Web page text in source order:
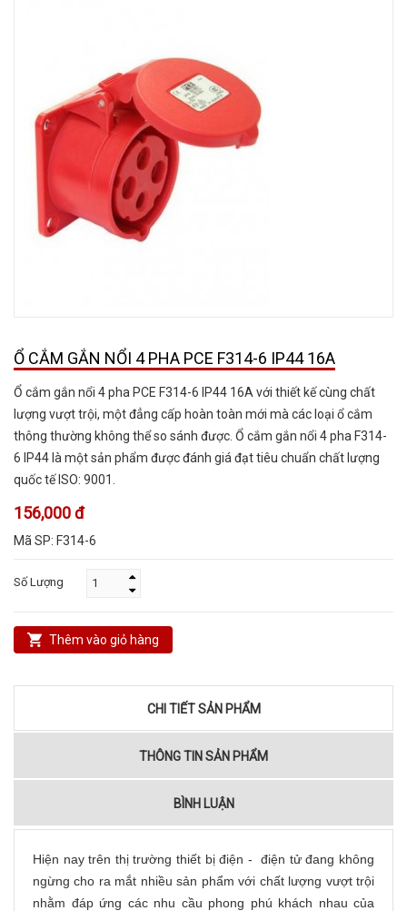
Ổ CẮM GẮN NỔI 4 PHA PCE F314-6 IP44 16A
Ổ cắm gắn nổi 4 pha PCE F314-6 IP44 16A với thiết kế cùng chất
lượng vượt trội, một đẳng cấp hoàn toàn mới mà các loại ổ cắm
thông thường không thể so sánh được. Ổ cắm gắn nổi 4 pha F314-
6 IP44 là một sản phẩm được đánh giá đạt tiêu chuẩn chất lượng
quốc tế ISO: 9001.
156,000 đ
Mã SP: F314-6
Số Lượng
Thêm vào giỏ hàng
CHI TIẾT SẢN PHẨM
THÔNG TIN SẢN PHẨM
BÌNH LUẬN
Hiện nay trên thị trường thiết bị điện - điện tử đang không
ngừng cho ra mắt nhiều sản phẩm với chất lượng vượt trội
nhằm đáp ứng các nhu cầu phong phú khách nhau của